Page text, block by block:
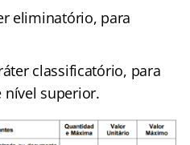
eliminatório, para
classificatório, para
nível superior.